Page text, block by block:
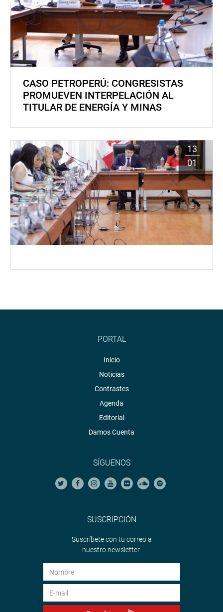
CASO PETROPERÚ: CONGRESISTAS
PROMUEVEN INTERPELACIÓN AL
TITULAR DE ENERGÍA Y MINAS
13
01
PORTAL
Inicio
Noticias
Contrastes
Agenda
Editorial
Damos Cuenta
SÍGUENOS
SUSCRIPCIÓN
Suscríbete con tu correo a
nuestro newsletter.